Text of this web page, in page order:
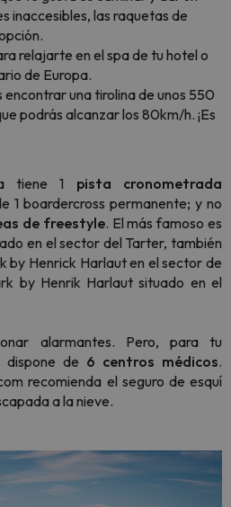
inaccesibles, las raquetas de
relajarte en el spa de tu hotel o
de Europa.
encontrar una tirolina de unos 550
podrás alcanzar los 80km/h. ¡Es
tiene 1 pista cronometrada
1 boardercross permanente; y no
de freestyle. El más famoso es
en el sector del Tarter, también
by Henrick Harlaut en el sector de
by Henrik Harlaut situado en el
alarmantes. Pero, para tu
dispone de 6 centros médicos.
recomienda el seguro de esquí
a la nieve.